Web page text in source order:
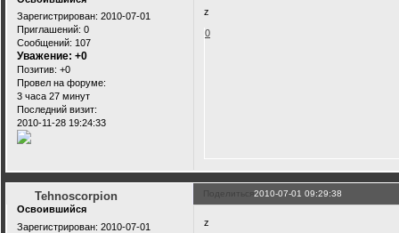
Зарегистрирован: 2010-07-01
Приглашений: 0
Сообщений: 107
Уважение: +0
Позитив: +0
Провел на форуме:
3 часа 27 минут
Последний визит:
2010-11-28 19:24:33
z
0
Поделиться2010-07-01 09:29:38
Tehnoscorpion
Освоившийся
Зарегистрирован: 2010-07-01
z